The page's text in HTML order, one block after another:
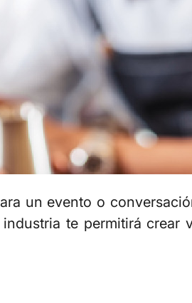
un evento o
te permitirá